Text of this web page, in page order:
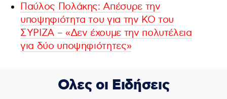
Παύλος Πολάκης: Απέσυρε την
υποψηφιότητα του για την ΚΟ του
ΣΥΡΙΖΑ – «Δεν έχουμε την πολυτέλεια
για δύο υποψηφιότητες»
Ολες οι Ειδήσεις